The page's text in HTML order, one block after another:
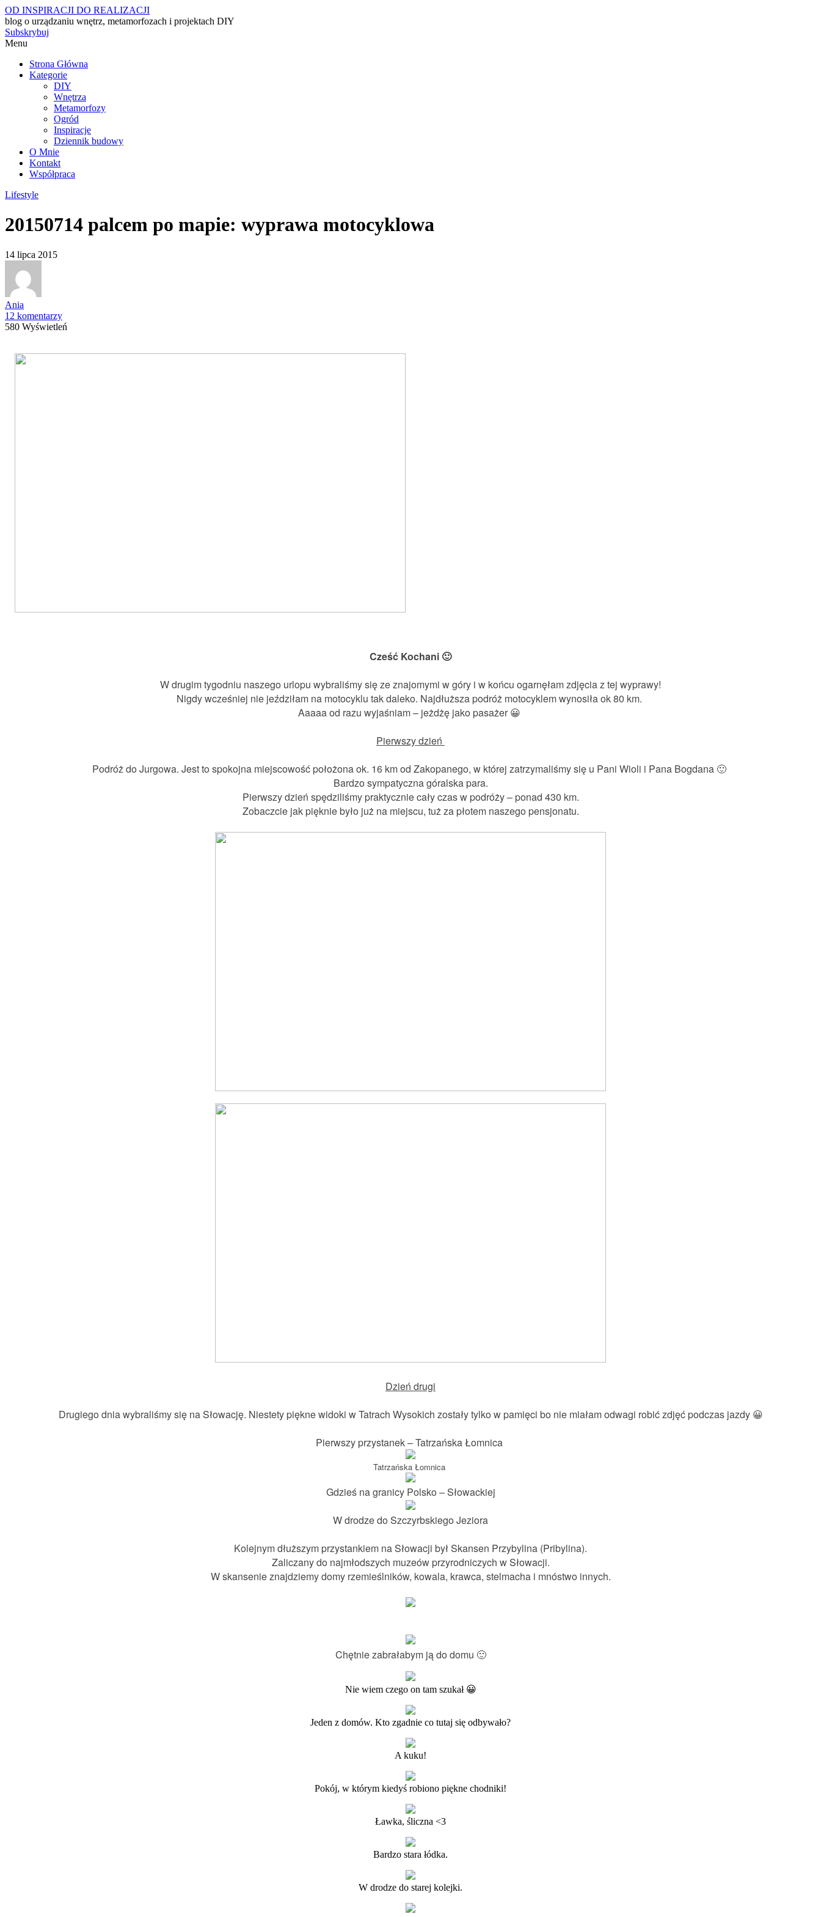
OD INSPIRACJI DO REALIZACJI
blog o urządzaniu wnętrz, metamorfozach i projektach DIY
Subskrybuj
Menu
Strona Główna
Kategorie
DIY
Wnętrza
Metamorfozy
Ogród
Inspiracje
Dziennik budowy
O Mnie
Kontakt
Współpraca
Lifestyle
20150714 palcem po mapie: wyprawa motocyklowa
14 lipca 2015
Ania
12 komentarzy
580 Wyświetleń
Cześć Kochani 🙂
W drugim tygodniu naszego urlopu wybraliśmy się ze znajomymi w góry i w końcu ogarnęłam zdjęcia z tej wyprawy!
Nigdy wcześniej nie jeździłam na motocyklu tak daleko. Najdłuższa podróż motocyklem wynosiła ok 80 km.
Aaaaa od razu wyjaśniam – jeżdżę jako pasażer 😀
Pierwszy dzień
Podróż do Jurgowa. Jest to spokojna miejscowość położonaok. 16 km od Zakopanego, w której zatrzymaliśmy się u Pani Wioli i Pana Bogdana 🙂
Bardzo sympatyczna góralska para.
Pierwszy dzień spędziliśmy praktycznie cały czas w podróży – ponad 430 km.
Zobaczcie jak pięknie było już na miejscu, tuż za płotem naszego pensjonatu.
Dzień drugi
Drugiego dnia wybraliśmy się na Słowację. Niestety piękne widoki w Tatrach Wysokich zostały tylko w pamięci bo nie miałam odwagi robić zdjęć podczas jazdy 😀
Pierwszy przystanek –Tatrzańska Łomnica
Tatrzańska Łomnica
Gdzieś na granicy Polsko – Słowackiej
W drodze do Szczyrbskiego Jeziora
Kolejnym dłuższym przystankiem na Słowacji był Skansen Przybylina (Pribylina).
Zaliczany do najmłodszych muzeów przyrodniczych w Słowacji.
W skansenie znajdziemy domy rzemieślników, kowala, krawca, stelmacha i mnóstwo innych.
Chętnie zabrałabym ją do domu 🙂
Nie wiem czego on tam szukał 😀
Jeden z domów. Kto zgadnie co tutaj się odbywało?
A kuku!
Pokój, w którym kiedyś robiono piękne chodniki!
Ławka, śliczna <3
Bardzo stara łódka.
W drodze do starej kolejki.